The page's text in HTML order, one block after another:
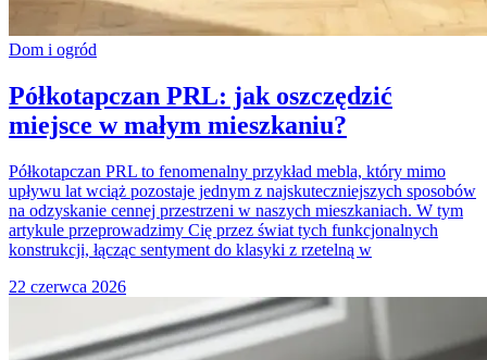
Dom i ogród
Półkotapczan PRL: jak oszczędzić
miejsce w małym mieszkaniu?
Półkotapczan PRL to fenomenalny przykład mebla, który mimo
upływu lat wciąż pozostaje jednym z najskuteczniejszych sposobów
na odzyskanie cennej przestrzeni w naszych mieszkaniach. W tym
artykule przeprowadzimy Cię przez świat tych funkcjonalnych
konstrukcji, łącząc sentyment do klasyki z rzetelną w
22 czerwca 2026